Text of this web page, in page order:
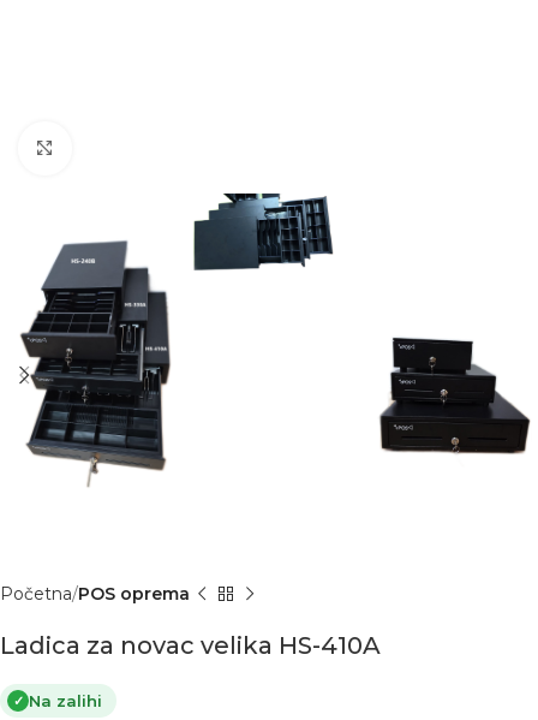
Početna POS oprema
Ladica za novac velika HS-410A
✓ Na zalihi